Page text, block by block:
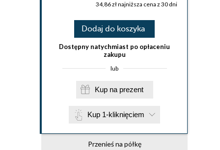
34,86 zł najniższa cena z 30 dni
Dodaj do koszyka
Dostępny natychmiast po opłaceniu
zakupu
lub
Kup na prezent
Kup 1-kliknięciem
Przenieś na półkę